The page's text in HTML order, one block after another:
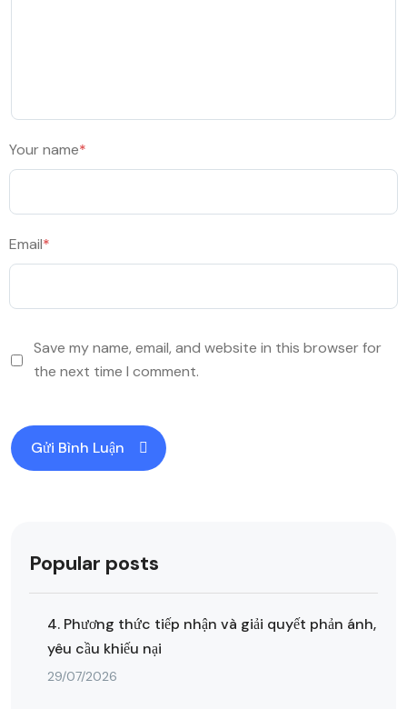
Your name*
Email*
Save my name, email, and website in this browser for
the next time I comment.
Popular posts
4. Phương thức tiếp nhận và giải quyết phản ánh,
yêu cầu khiếu nại
29/07/2026